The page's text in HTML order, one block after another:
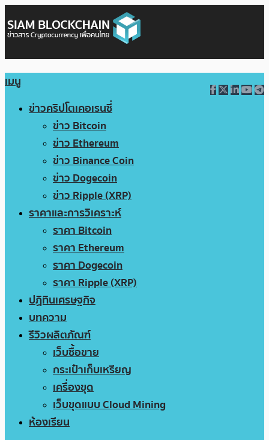
เมนู
ข่าวคริปโตเคอเรนซี่
ข่าว Bitcoin
ข่าว Ethereum
ข่าว Binance Coin
ข่าว Dogecoin
ข่าว Ripple (XRP)
ราคาและการวิเคราะห์
ราคา Bitcoin
ราคา Ethereum
ราคา Dogecoin
ราคา Ripple (XRP)
ปฏิทินเศรษฐกิจ
บทความ
รีวิวผลิตภัณฑ์
เว็บซื้อขาย
กระเป๋าเก็บเหรียญ
เครื่องขุด
เว็บขุดแบบ Cloud Mining
ห้องเรียน